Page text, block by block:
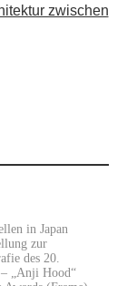
zwischen
in Japan
zur
des 20.
„Anji Hood“